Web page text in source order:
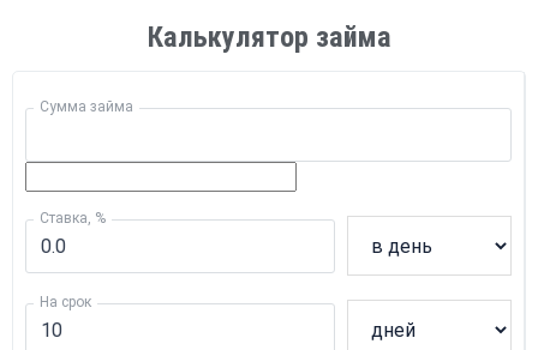
Калькулятор займа
Сумма займа
Ставка, %
На срок